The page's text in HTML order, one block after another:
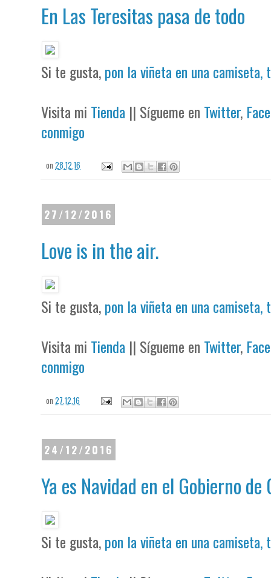
‪En Las Teresitas pasa de todo
Si te gusta,pon la viñeta en una camiseta,
Visita mi Tienda || Sígueme en Twitter,
conmigo
on28.12.16
27/12/2016
‪Love is in the air.
Si te gusta,pon la viñeta en una camiseta,
Visita mi Tienda || Sígueme en Twitter,
conmigo
on27.12.16
24/12/2016
Ya es Navidad en el Gobierno
Si te gusta,pon la viñeta en una camiseta,